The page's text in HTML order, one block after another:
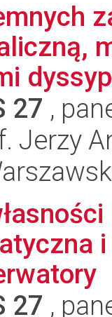
27 ,
Jerzy
27 ,